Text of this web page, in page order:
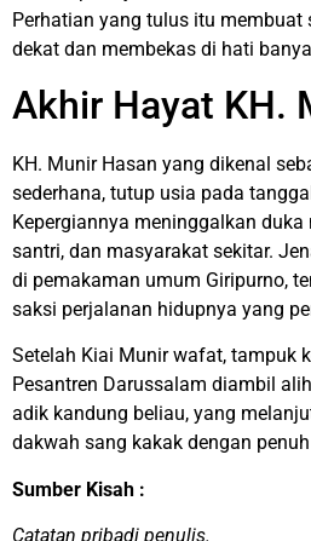
Perhatian yang tulus itu membuat
dekat dan membekas di hati
Akhir Hayat KH.
KH. Munir Hasan yang dikenal
sederhana, tutup usia pada
Kepergiannya meninggalkan
santri, dan masyarakat sekitar.
di pemakaman umum Giripurno,
saksi perjalanan hidupnya yang
Setelah Kiai Munir wafat, tampuk
Pesantren Darussalam diambil
adik kandung beliau, yang
dakwah sang kakak dengan
Sumber Kisah :
Catatan pribadi penulis.